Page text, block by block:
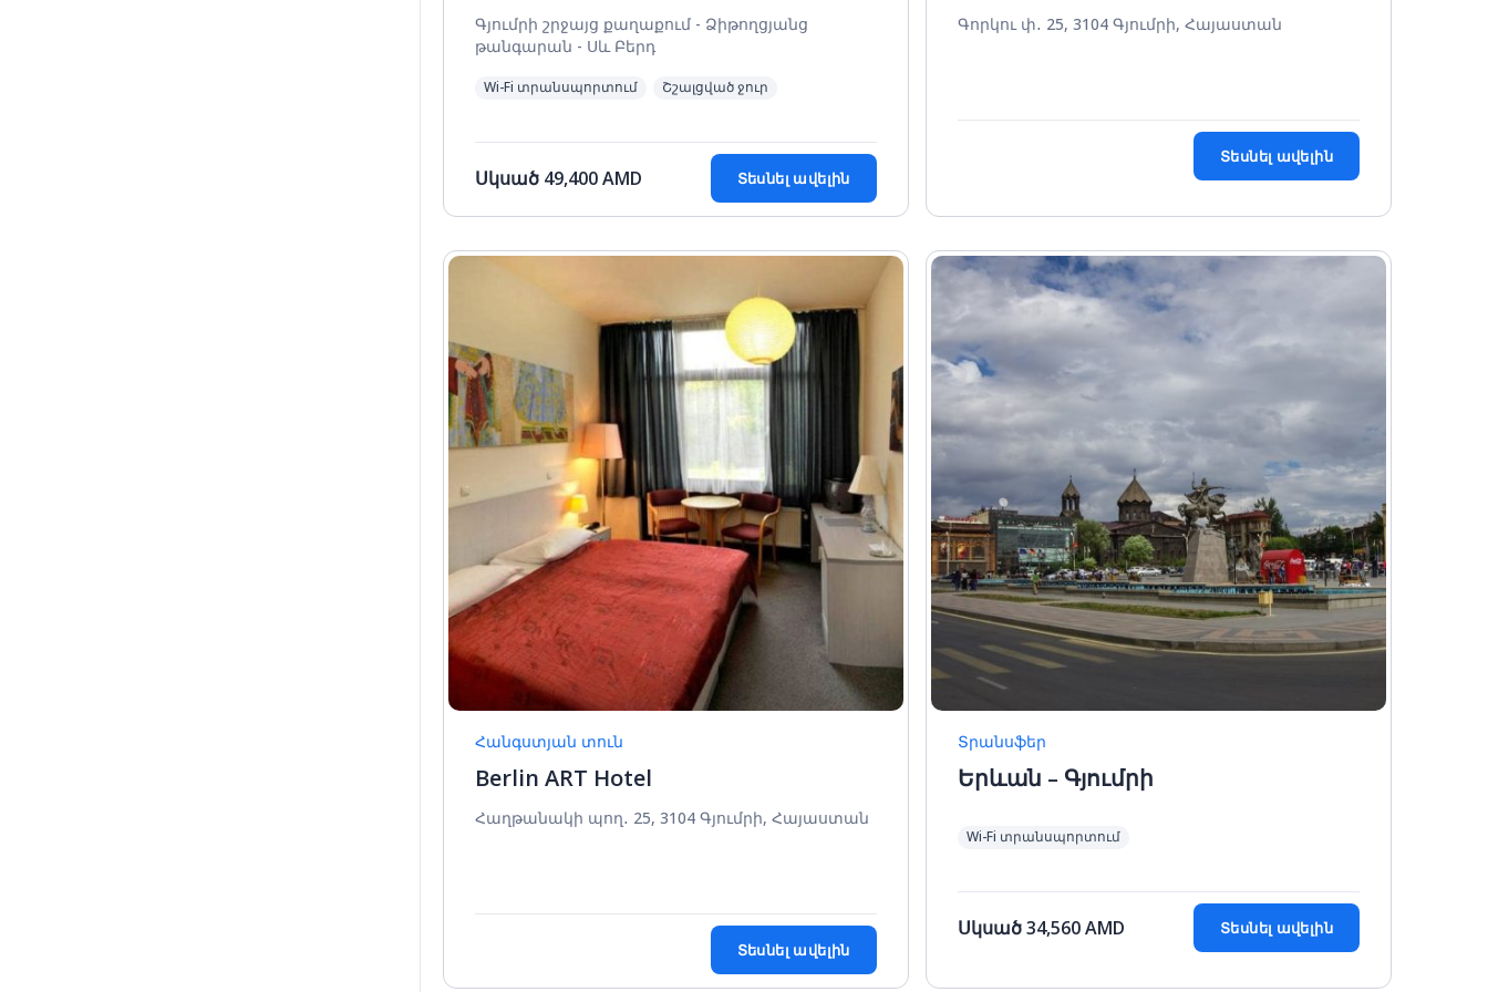
Գյումրի շրջայց քաղաքում - Ձիթողցյանց
թանգարան - Սև Բերդ
Wi-Fi տրանսպորտում Շշալցված ջուր
Սկսած 49,400AMD Տեսնել ավելին
Գորկու փ․ 25, 3104 Գյումրի, Հայաստան
Տեսնել ավելին
Հանգստյան տուն
Berlin ART Hotel
Հաղթանակի պող․ 25, 3104 Գյումրի, Հայաստան
Տեսնել ավելին
Տրանսֆեր
Երևան – Գյումրի
Wi-Fi տրանսպորտում
Սկսած34,560AMD Տեսնել ավելին